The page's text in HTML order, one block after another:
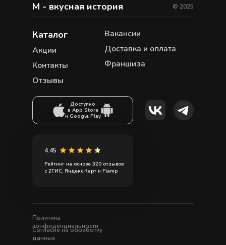
© 2025
М - вкусная история
Политика
конфиденциальности
Согласие на обработку
данных
Каталог
Акции
Контакты
Вакансии
Доставка и оплата
Франшиза
Отзывы
Рейтинг на основе 320 отзывов
с 2ГИС, Яндекс.Карт и Flamp
4.45
Доступно
в App Store
и Google Play